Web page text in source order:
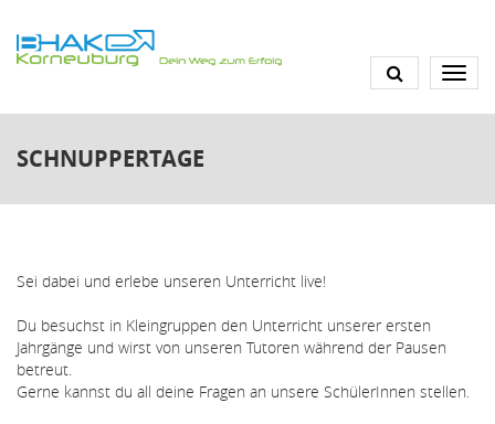
main
SCHNUPPERTAGE
Sei dabei und erlebe unseren Unterricht live!
Du besuchst in Kleingruppen den Unterricht unserer ersten
Jahrgänge und wirst von unseren Tutoren während der Pausen
betreut.
Gerne kannst du all deine Fragen an unsere SchülerInnen stellen.